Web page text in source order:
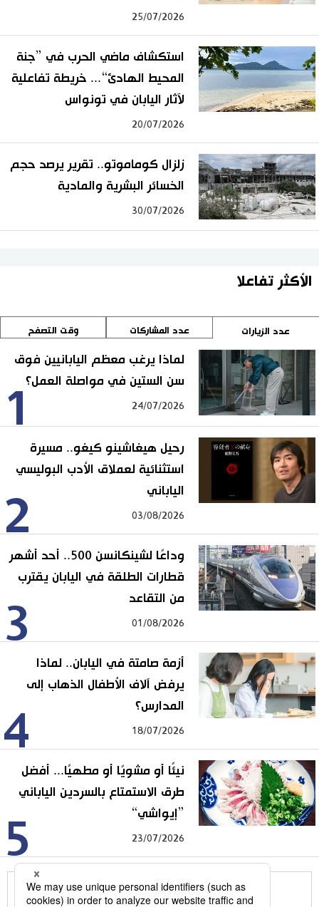
25/07/2026
استكشاف ماضي الحرب في ”جنة
المحيط الهادئ“... خريطة تفاعلية
لآثار اليابان في تونواس
20/07/2026
زلزال كوماموتو.. تقرير يرصد حجم
الخسائر البشرية والمادية
30/07/2026
الأكثر تفاعلا
عدد الزيارات عدد المشاركات وقت التصفح
1
لماذا يرغب معظم اليابانيين فوق
سن الستين في مواصلة العمل؟
24/07/2026
2
رحيل هيغاشينو كيغو.. مسيرة
استثنائية لعملاق الأدب البوليسي
الياباني
03/08/2026
3
وداعًا لشينكانسن 500.. أحد أشهر
قطارات الطلقة في اليابان يقترب
من التقاعد
01/08/2026
4
أزمة صامتة في اليابان.. لماذا
يرفض آلاف الأطفال الذهاب إلى
المدارس؟
18/07/2026
5
نيئًا أو مشويًا أو مطهيًا... أفضل
طرق الاستمتاع بالسردين الياباني
”إيواشي“
23/07/2026
للمزيد